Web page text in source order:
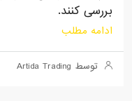
بررسی کنند.
ادامه مطلب
توسط Artida Trading